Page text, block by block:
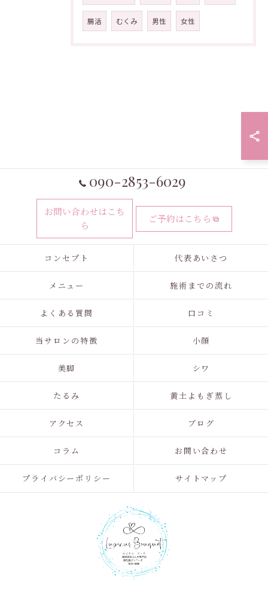
腸活 むくみ 男性 女性
090-2853-6029
お問い合わせはこち
ら
ご予約はこちら
コンセプト 代表あいさつ
メニュー 施術までの流れ
よくある質問 口コミ
当サロンの特徴 小顔
美脚 シワ
たるみ 黄土よもぎ蒸し
アクセス ブログ
コラム お問い合わせ
プライバシーポリシー サイトマップ